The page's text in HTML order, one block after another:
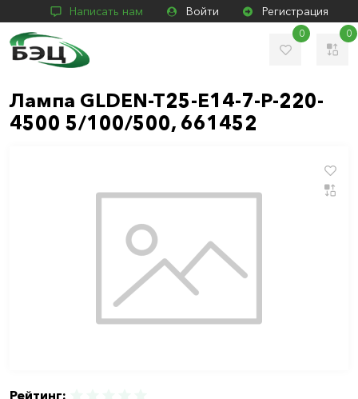
Написать нам Войти Регистрация
0 0
Лампа GLDEN-T25-E14-7-P-220-
4500 5/100/500, 661452
Рейтинг: